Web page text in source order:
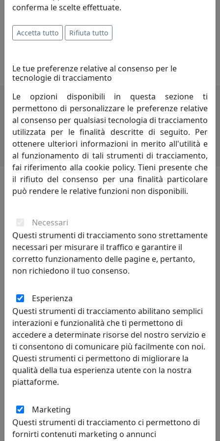
Levizzano (MO). Successivamente ha rivolto la sua
attenzione al disegno naturalistico ad acquerello. Ha
collaborato con la rivista “Giardini” per l’illustrazione di
Potrebbero interessarti
Lascia una recensione
Leggi le recensioni
R. de Martino
03/08/2026
Sono molto soddisfatta del mio acquisto, un vassoio rettangolare Like
water, in realtà è il secondo (il primo lo avevo acquistato circa 3 anni fa).
resistente, funzionale ed elegante. Il servizio clienti è eccellente. Per la
consegna, da parte del corriere Bartolini, ho dovuto attendere qualche
giorno in più rispetto alla media, ma il disagio subito è indipendente dal
conferma le scelte effettuate.
Accetta tutto Rifiuta tutto
Le tue preferenze relative al consenso per le
tecnologie di tracciamento
Le opzioni disponibili in questa sezione ti
permettono di personalizzare le preferenze relative
al consenso per qualsiasi tecnologia di tracciamento
utilizzata per le finalità descritte di seguito. Per
ottenere ulteriori informazioni in merito all'utilità e
al funzionamento di tali strumenti di tracciamento,
fai riferimento alla cookie policy. Tieni presente che
il rifiuto del consenso per una finalità particolare
può rendere le relative funzioni non disponibili.
Necessari
Questi strumenti di tracciamento sono strettamente
necessari per misurare il traffico e garantire il
corretto funzionamento delle pagine e, pertanto,
non richiedono il tuo consenso.
Esperienza
Questi strumenti di tracciamento abilitano semplici
interazioni e funzionalità che ti permettono di
accedere a determinate risorse del nostro servizio e
ti consentono di comunicare più facilmente con noi.
Questi strumenti ci permettono di migliorare la
qualità della tua esperienza utente con la nostra
piattaforme.
Marketing
Questi strumenti di tracciamento ci permettono di
fornirti contenuti marketing o annunci